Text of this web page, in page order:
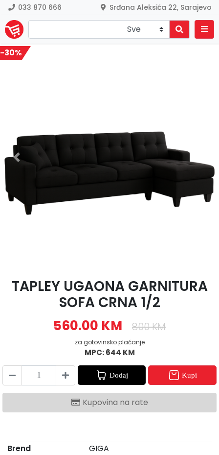
033 870 666 Srđana Aleksića 22, Sarajevo
-30%
Previous Next
TAPLEY UGAONA GARNITURA
SOFA CRNA 1/2
560.00 KM 800 KM
za gotovinsko plaćanje
MPC: 644 KM
Dodaj Kupi
Kupovina na rate
Brend
GIGA